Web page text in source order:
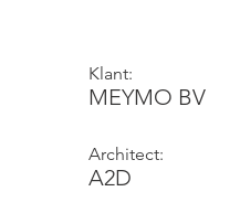
Klant:
MEYMO BV
Architect:
A2D